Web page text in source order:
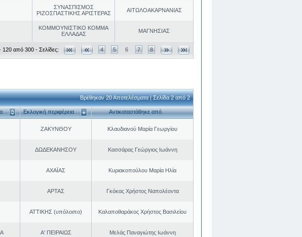
ΣΥΝΑΣΠΙΣΜΟΣ
ΡΙΖΟΣΠΑΣΤΙΚΗΣ ΑΡΙΣΤΕΡΑΣ
ΑΙΤΩΛΟΑΚΑΡΝΑΝΙΑΣ
ΚΟΜΜΟΥΝΙΣΤΙΚΟ ΚΟΜΜΑ
ΕΛΛΑΔΑΣ
ΜΑΓΝΗΣΙΑΣ
120 από 300 - Σελίδες: 4 5 6 7 8
Βρέθηκαν 20 Αποτελέσματα | Σελίδα 2 από 2
Εκλογική περιφέρεια Αντικαταστάθηκε από
ΖΑΚΥΝΘΟΥ Κλαυδιανού Μαρία Γεωργίου
ΔΩΔΕΚΑΝΗΣΟΥ Κασσάρας Γεώργιος Ιωάννη
ΑΧΑΪΑΣ Κυριακοπούλου Μαρία Ηλία
ΑΡΤΑΣ Γκόκας Χρήστος Ναπολέοντα
ΑΤΤΙΚΗΣ (υπόλοιπο) Καλαποθαράκος Χρήστος Βασιλείου
Α' ΠΕΙΡΑΙΩΣ Μελάς Παναγιώτης Ιωάννη